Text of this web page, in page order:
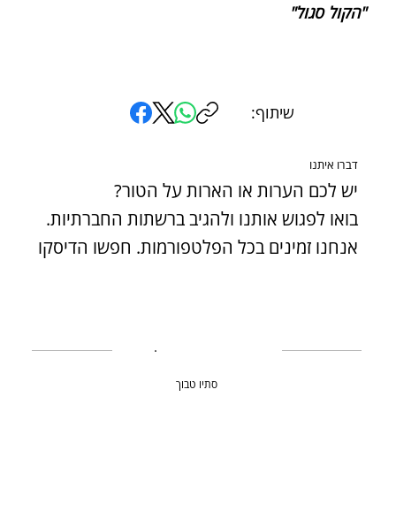
"הקול סגול"
שיתוף:
דברו איתנו
יש לכם הערות או הארות על הטור?
בואו לפגוש אותנו ולהגיב ברשתות החברתיות.
אנחנו זמינים בכל הפלטפורמות. חפשו הדיסקו
סתיו טבוך